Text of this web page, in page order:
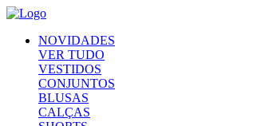
NOVIDADES
VER TUDO
VESTIDOS
CONJUNTOS
BLUSAS
CALÇAS